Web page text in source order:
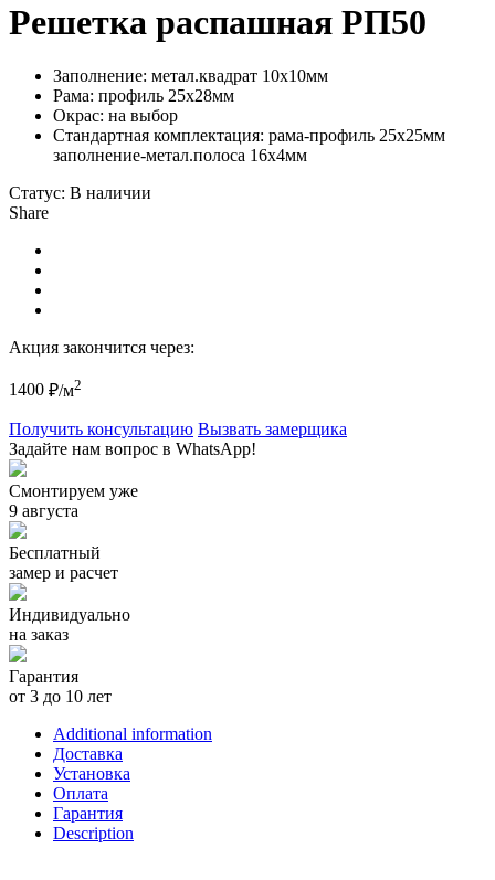
Решетка распашная РП50
Заполнение: метал.квадрат 10х10мм
Рама: профиль 25х28мм
Окрас: на выбор
Стандартная комплектация: рама-профиль 25х25мм
заполнение-метал.полоса 16х4мм
Статус: В наличии
Share
Акция закончится через:
1400 ₽/м2
Получить консультацию Вызвать замерщика
Задайте нам вопрос в WhatsApp!
Смонтируем уже
9 августа
Бесплатный
замер и расчет
Индивидуально
на заказ
Гарантия
от 3 до 10 лет
Additional information
Доставка
Установка
Оплата
Гарантия
Description